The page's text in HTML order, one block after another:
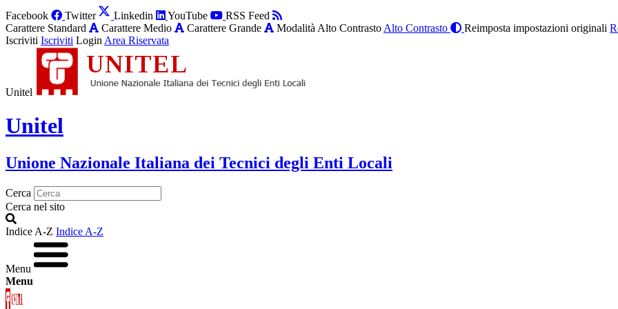
Facebook Twitter Linkedin YouTube
RSS Feed
Carattere Standard
Carattere Medio Carattere Grande Modalità Alto Contrasto Alto Contrasto Reimposta impostazioni originali
Iscriviti Iscriviti Login Area Riservata
Unitel
Unitel
Unione Nazionale Italiana dei Tecnici degli Enti Locali
Cerca
Cerca nel sito
Indice A-Z Indice A-Z
Menu
Menu